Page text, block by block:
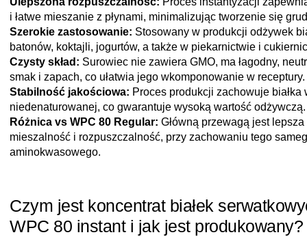
i łatwe mieszanie z płynami, minimalizując tworzenie się
Szerokie zastosowanie: Stosowany w produkcji odżywek
batonów, koktajli, jogurtów, a także w piekarnictwie i
Czysty skład: Surowiec nie zawiera GMO, ma łagodny,
smak i zapach, co ułatwia jego wkomponowanie w receptury.
Stabilność jakościowa: Proces produkcji zachowuje białka
niedenaturowanej, co gwarantuje wysoką wartość odżywczą.
Różnica vs WPC 80 Regular: Główną przewagą jest lepsza
mieszalność i rozpuszczalność, przy zachowaniu tego
aminokwasowego.
Czym jest koncentrat białek
WPC 80 instant i jak jest produkowany?